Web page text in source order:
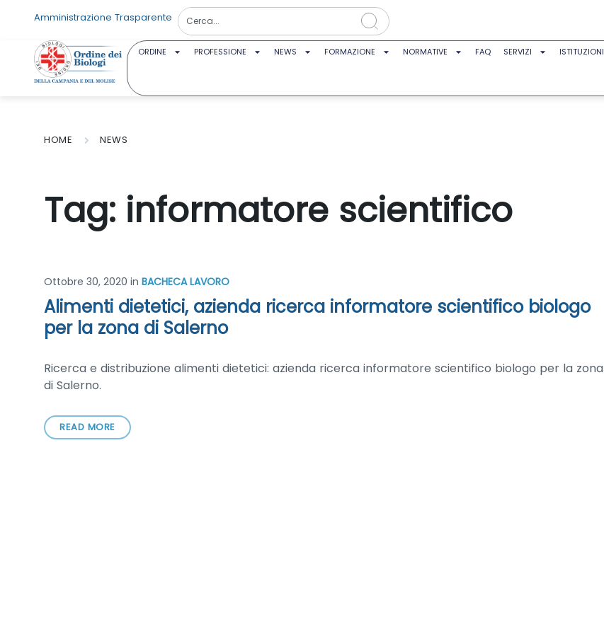
Amministrazione Trasparente
ORDINE PROFESSIONE NEWS FORMAZIONE NORMATIVE FAQ SERVIZI ISTITUZIONI
HOME NEWS
Tag: informatore scientifico
Ottobre 30, 2020 in BACHECA LAVORO
Alimenti dietetici, azienda ricerca informatore scientifico biologo
per la zona di Salerno
Ricerca e distribuzione alimenti dietetici: azienda ricerca informatore scientifico biologo per la zona
di Salerno.
READ MORE